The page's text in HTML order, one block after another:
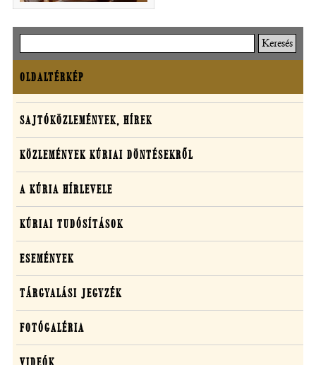
Oldaltérkép
OLDALTÉRKÉP
Sajtó,
közlemények,
média
SAJTÓKÖZLEMÉNYEK, HÍREK
KÖZLEMÉNYEK KÚRIAI DÖNTÉSEKRŐL
A KÚRIA HÍRLEVELE
KÚRIAI TUDÓSÍTÁSOK
ESEMÉNYEK
TÁRGYALÁSI JEGYZÉK
FOTÓGALÉRIA